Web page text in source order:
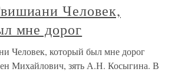
Человек,
мне дорог
Человек, который был мне дорог
Михайлович, зять А.Н. Косыгина. В